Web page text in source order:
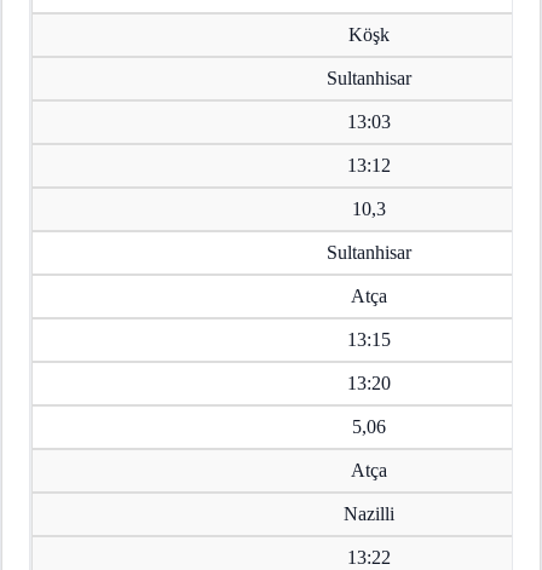
Köşk
Sultanhisar
13:03
13:12
10,3
Sultanhisar
Atça
13:15
13:20
5,06
Atça
Nazilli
13:22